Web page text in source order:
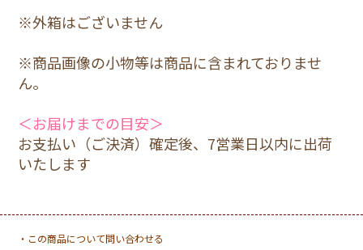
※外箱はございません
※商品画像の小物等は商品に含まれておりませ
ん。
＜お届けまでの目安＞
お支払い（ご決済）確定後、7営業日以内に出荷
いたします
・この商品について問い合わせる